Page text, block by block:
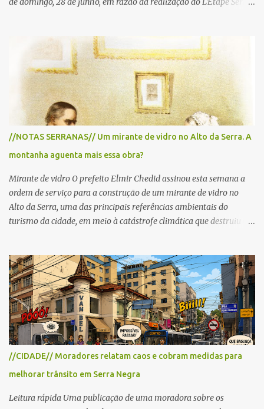
reunirá atletas de diferentes regiões do país e terá percursos
passando pelos municípios de Serra Negra, Amparo, Monte Alegre
do Sul, Lindoia e Socorro. Para garantir a segurança dos
participantes e do público, diversos trechos de rodovias e estradas
da região serão interditados temporariamente ao longo da prova.
A largada será na Rua Coronel Pedro Penteado, em Serra Negra,
para cerca de 2.000 ciclistas, às 6h30. De acordo com o
cronograma da organização e de todas as prefeituras envolvidas,
as interdições ocorrerão de forma programada e os trechos serão
//NOTAS SERRANAS// Um mirante de vidro no Alto da Serra. A
montanha aguenta mais essa obra?
Mirante de vidro O prefeito Elmir Chedid assinou esta semana a
ordem de serviço para a construção de um mirante de vidro no
Alto da Serra, uma das principais referências ambientais do
turismo da cidade, em meio à catástrofe climática que destruiu o
ambiental nas políticas públicas. Preservação permanente O Alto
da Serra está localizado em uma das Áreas de Preservação
Permanente no município, chamadas de APP no Código Florestal
Brasileiro, Lei nº 12.651/12. As APPS são protegidas com a função
ambiental de preservar os recursos hídricos, a paisagem, a
proteção do solo e a biodiversidade para assegurar a qualidade de
vida da população. No local já estão instaladas torres de
transmissão de televisão e telefonia celular, contêineres de uso
comercial, sanitário público, pequenas construções e uma rampa
obra? Im...
//CIDADE// Moradores relatam caos e cobram medidas para
melhorar trânsito em Serra Negra
Leitura rápida Uma publicação de uma moradora sobre os